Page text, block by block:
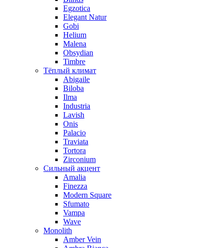
Egzotica
Elegant Natur
Gobi
Helium
Malena
Obsydian
Timbre
Тёплый климат
Abigaile
Biloba
Ilma
Industria
Lavish
Onis
Palacio
Traviata
Tortora
Zirconium
Сильный акцент
Amalia
Finezza
Modern Square
Sfumato
Vampa
Wave
Monolith
Amber Vein